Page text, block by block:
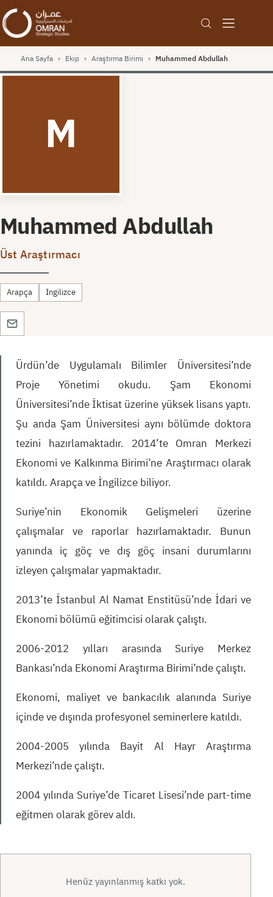
Ana Sayfa › Ekip › Araştırma Birimi › Muhammed Abdullah
M
Muhammed Abdullah
Üst Araştırmacı
Arapça İngilizce
Ürdün’de Uygulamalı Bilimler Üniversitesi’nde
Proje Yönetimi okudu. Şam Ekonomi
Üniversitesi’nde İktisat üzerine yüksek lisans yaptı.
Şu anda Şam Üniversitesi aynı bölümde doktora
tezini hazırlamaktadır. 2014’te Omran Merkezi
Ekonomi ve Kalkınma Birimi’ne Araştırmacı olarak
katıldı. Arapça ve İngilizce biliyor.
Suriye’nin Ekonomik Gelişmeleri üzerine
çalışmalar ve raporlar hazırlamaktadır. Bunun
yanında iç göç ve dış göç insani durumlarını
izleyen çalışmalar yapmaktadır.
2013’te İstanbul Al Namat Enstitüsü’nde İdari ve
Ekonomi bölümü eğitimcisi olarak çalıştı.
2006-2012 yılları arasında Suriye Merkez
Bankası’nda Ekonomi Araştırma Birimi’nde çalıştı.
Ekonomi, maliyet ve bankacılık alanında Suriye
içinde ve dışında profesyonel seminerlere katıldı.
2004-2005 yılında Bayit Al Hayr Araştırma
Merkezi’nde çalıştı.
2004 yılında Suriye’de Ticaret Lisesi’nde part-time
eğitmen olarak görev aldı.
Henüz yayınlanmış katkı yok.